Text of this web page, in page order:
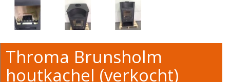
Throma Brunsholm
houtkachel (verkocht)